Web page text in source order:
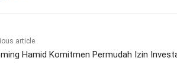
article
Hamid Komitmen Permudah Izin